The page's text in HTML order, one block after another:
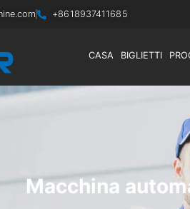
+8618937411685
CASA BIGLIETTI
Macchina